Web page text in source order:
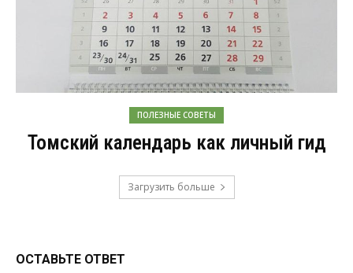
ПОЛЕЗНЫЕ СОВЕТЫ
Томский календарь как личный гид
Загрузить больше
ОСТАВЬТЕ ОТВЕТ